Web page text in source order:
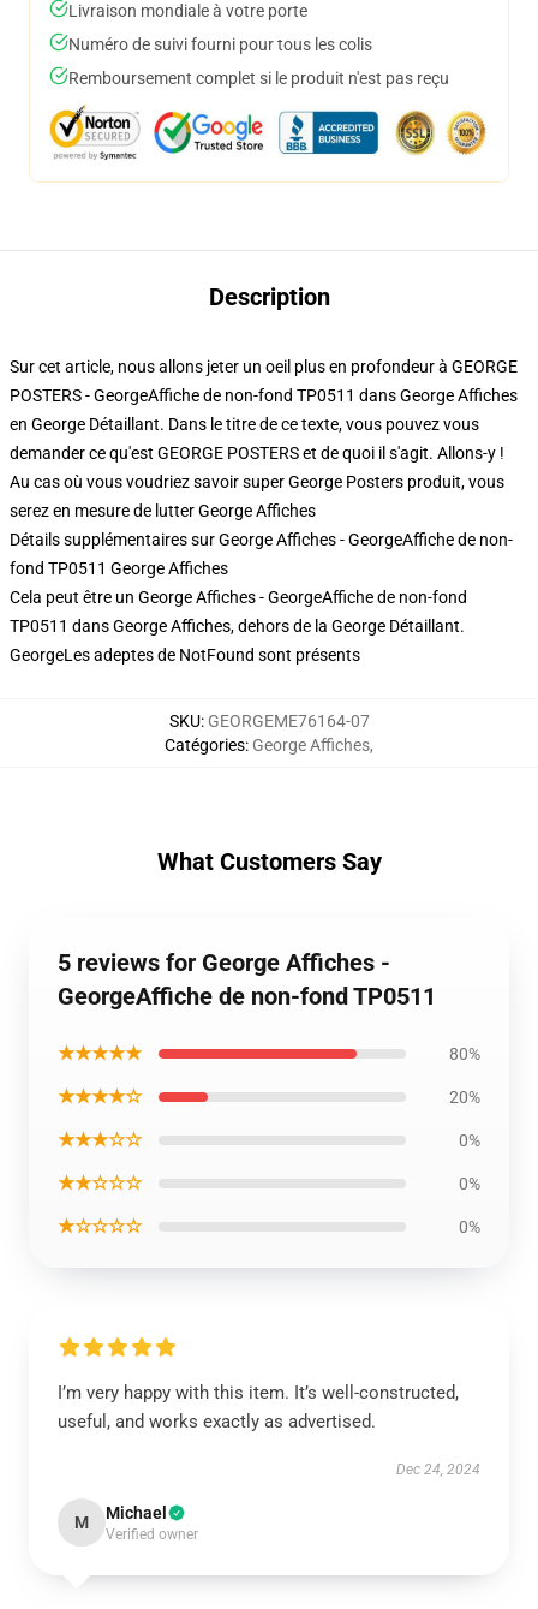
Livraison mondiale à votre porte
Numéro de suivi fourni pour tous les colis
Remboursement complet si le produit n'est pas reçu
Description
Sur cet article, nous allons jeter un oeil plus en profondeur à GEORGE
POSTERS - GeorgeAffiche de non-fond TP0511 dans George Affiches
en George Détaillant. Dans le titre de ce texte, vous pouvez vous
demander ce qu'est GEORGE POSTERS et de quoi il s'agit. Allons-y !
Au cas où vous voudriez savoir super George Posters produit, vous
serez en mesure de lutterGeorge Affiches
Détails supplémentaires sur George Affiches - GeorgeAffiche de non-
fond TP0511 George Affiches
Cela peut être un George Affiches - GeorgeAffiche de non-fond
TP0511 dans George Affiches, dehors de la George Détaillant.
GeorgeLes adeptes de NotFound sont présents
SKU: GEORGEME76164-07
Catégories: George Affiches,
What Customers Say
5 reviews for George Affiches -
GeorgeAffiche de non-fond TP0511
★★★★★ 80%
★★★★☆ 20%
★★★☆☆ 0%
★★☆☆☆ 0%
★☆☆☆☆ 0%
I’m very happy with this item. It’s well-constructed,
useful, and works exactly as advertised.
Dec 24, 2024
M Michael
Verified owner